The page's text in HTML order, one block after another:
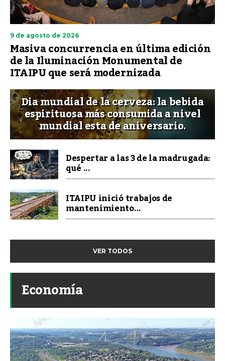
9 de agosto de 2026
Masiva concurrencia en última edición
de la Iluminación Monumental de
ITAIPU que será modernizada
Dia mundial de la cerveza: la bebida
espirituosa más consumida a nivel
mundial esta de aniversario.
Despertar a las 3 de la madrugada:
qué ...
ITAIPU inició trabajos de
mantenimiento...
VER TODOS
Economía